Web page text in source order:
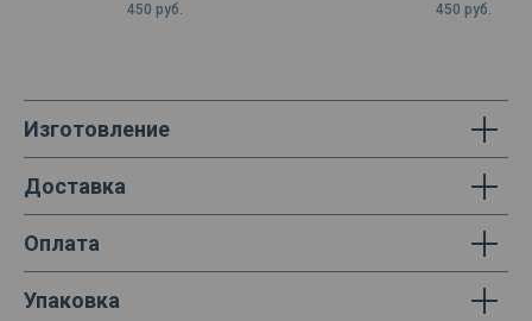
450 руб. 450 руб.
Изготовление
Доставка
Оплата
Упаковка